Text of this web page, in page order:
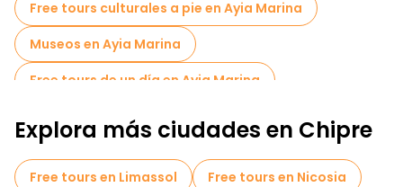
Free tours culturales a pie en Ayia Marina
Museos en Ayia Marina
Free tours de un día en Ayia Marina
Explora más ciudades en Chipre
Free tours en Limassol
Free tours en Nicosia